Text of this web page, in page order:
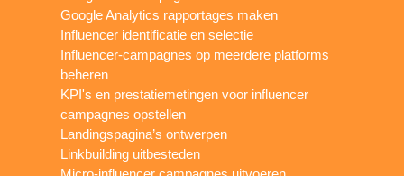
Google Analytics rapportages maken
Influencer identificatie en selectie
Influencer-campagnes op meerdere platforms
beheren
KPI's en prestatiemetingen voor influencer
campagnes opstellen
Landingspagina’s ontwerpen
Linkbuilding uitbesteden